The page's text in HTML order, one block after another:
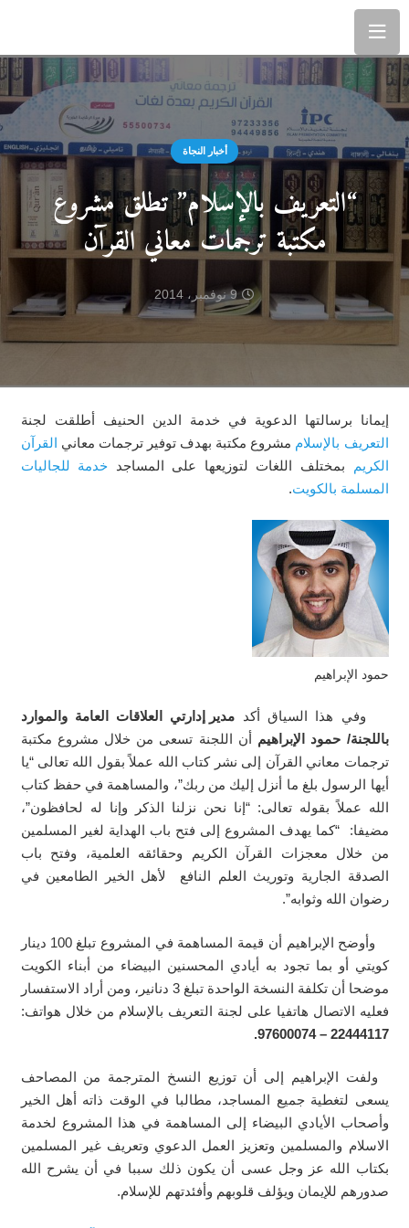
أخبار النجاة
“التعريف بالإسلام” تطلق مشروع
مكتبة ترجمات معاني القرآن
9 نوفمبر، 2014
إيمانا برسالتها الدعوية في خدمة الدين الحنيف أطلقت لجنة
التعريف بالإسلام مشروع مكتبة بهدف توفير ترجمات معاني القرآن
الكريم
بمختلف اللغات لتوزيعها على المساجد خدمة للجاليات
المسلمة بالكويت.
حمود الإبراهيم
وفي هذا السياق أكد مدير إدارتي العلاقات العامة والموارد
باللجنة/ حمود الإبراهيم أن اللجنة تسعى من خلال مشروع مكتبة
ترجمات معاني القرآن إلى نشر كتاب الله عملاً بقول الله تعالى “يا
أيها الرسول بلغ ما أنزل إليك من ربك”، والمساهمة في حفظ كتاب
الله عملاً بقوله تعالى: “إنا نحن نزلنا الذكر وإنا له لحافظون”،
مضيفا: “كما يهدف المشروع إلى فتح باب الهداية لغير المسلمين
من خلال معجزات القرآن الكريم وحقائقه العلمية، وفتح باب
الصدقة الجارية وتوريث العلم النافع لأهل الخير الطامعين في
رضوان الله وثوابه”.
وأوضح الإبراهيم أن قيمة المساهمة في المشروع تبلغ 100 دينار
كويتي أو بما تجود به أيادي المحسنين البيضاء من أبناء الكويت
موضحا أن تكلفة النسخة الواحدة تبلغ 3 دنانير، ومن أراد الاستفسار
فعليه الاتصال هاتفيا على لجنة التعريف بالإسلام من خلال هواتف:
22444117 – 97600074.
ولفت الإبراهيم إلى أن توزيع النسخ المترجمة من المصاحف
يسعى لتغطية جميع المساجد، مطالبا في الوقت ذاته أهل الخير
وأصحاب الأيادي البيضاء إلى المساهمة في هذا المشروع لخدمة
الاسلام والمسلمين وتعزيز العمل الدعوي وتعريف غير المسلمين
بكتاب الله عز وجل عسى أن يكون ذلك سببا في أن يشرح الله
صدورهم للإيمان ويؤلف قلوبهم وأفئدتهم للإسلام.